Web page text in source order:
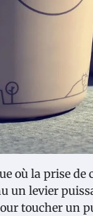
où la prise de
un levier
toucher un